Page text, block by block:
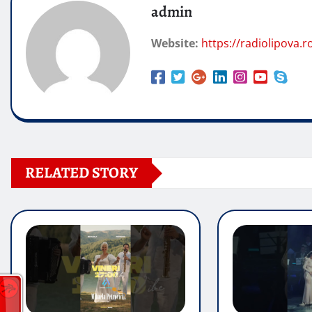
admin
Website: https://
RELATED STORY